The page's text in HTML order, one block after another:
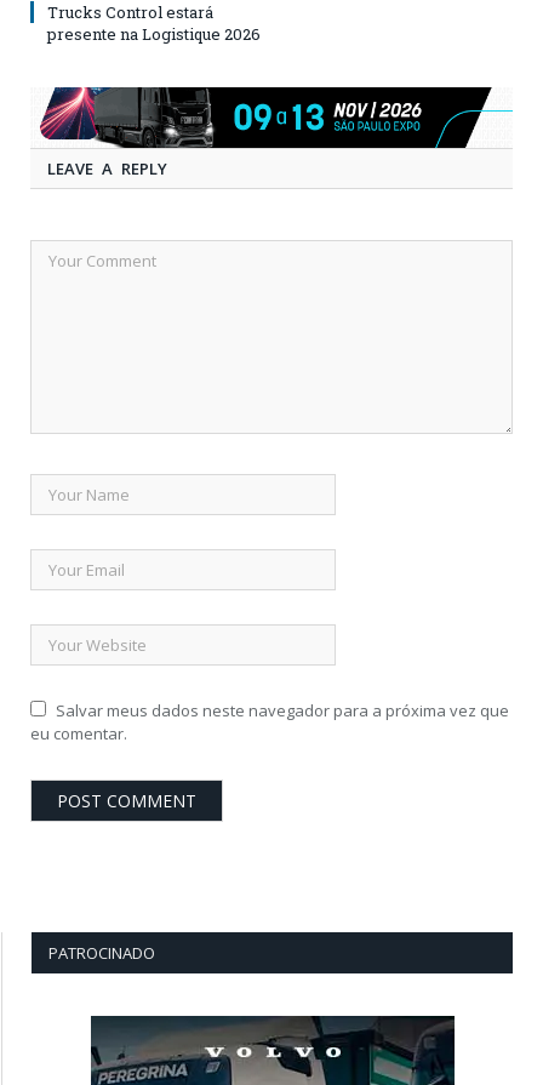
Trucks Control estará
presente na Logistique 2026
LEAVE A REPLY
Salvar meus dados neste navegador para a próxima vez que
eu comentar.
PATROCINADO